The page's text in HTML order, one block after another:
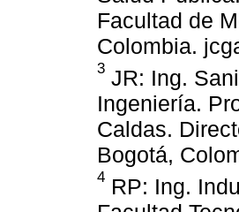
Facultad de
Colombia.
3 JR: Ing.
Ingeniería.
Caldas.
Bogotá,
4 RP: Ing.